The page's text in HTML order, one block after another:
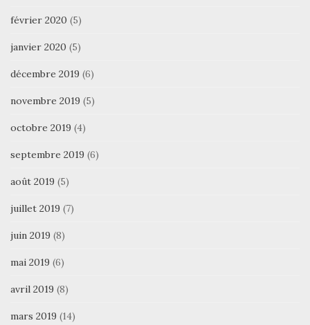
février 2020 (5)
janvier 2020 (5)
décembre 2019 (6)
novembre 2019 (5)
octobre 2019 (4)
septembre 2019 (6)
août 2019 (5)
juillet 2019 (7)
juin 2019 (8)
mai 2019 (6)
avril 2019 (8)
mars 2019 (14)